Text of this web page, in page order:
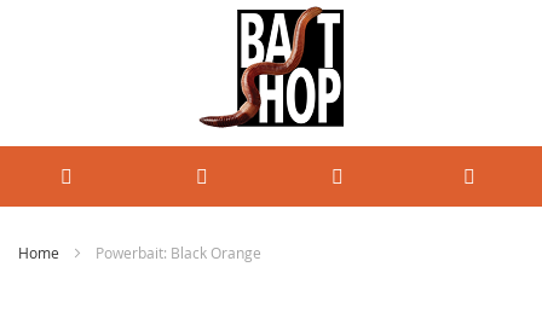
Home Powerbait: Black Orange